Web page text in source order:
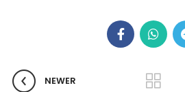
NEWER